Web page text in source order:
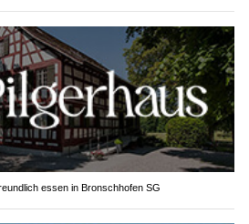
essen in Bronschhofen SG